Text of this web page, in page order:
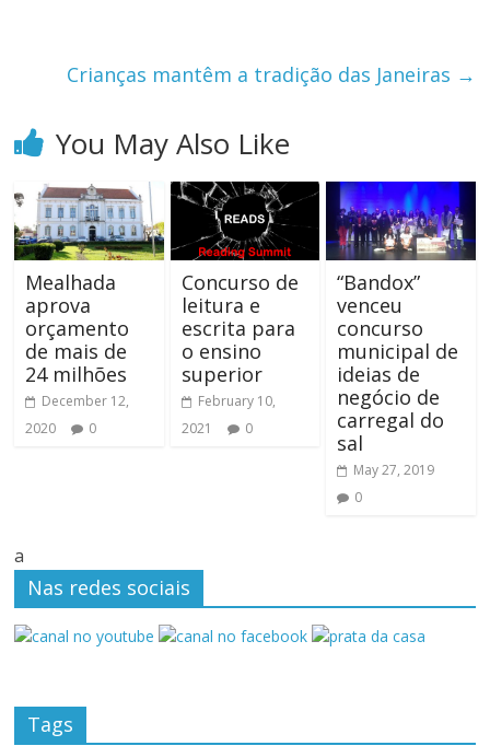
Crianças mantêm a tradição das Janeiras →
You May Also Like
Mealhada
aprova
orçamento
de mais de
24 milhões
December 12,
2020
0
Concurso de
leitura e
escrita para
o ensino
superior
February 10,
2021
0
“Bandox”
venceu
concurso
municipal de
ideias de
negócio de
carregal do
sal
May 27, 2019
0
a
Nas redes sociais
Tags